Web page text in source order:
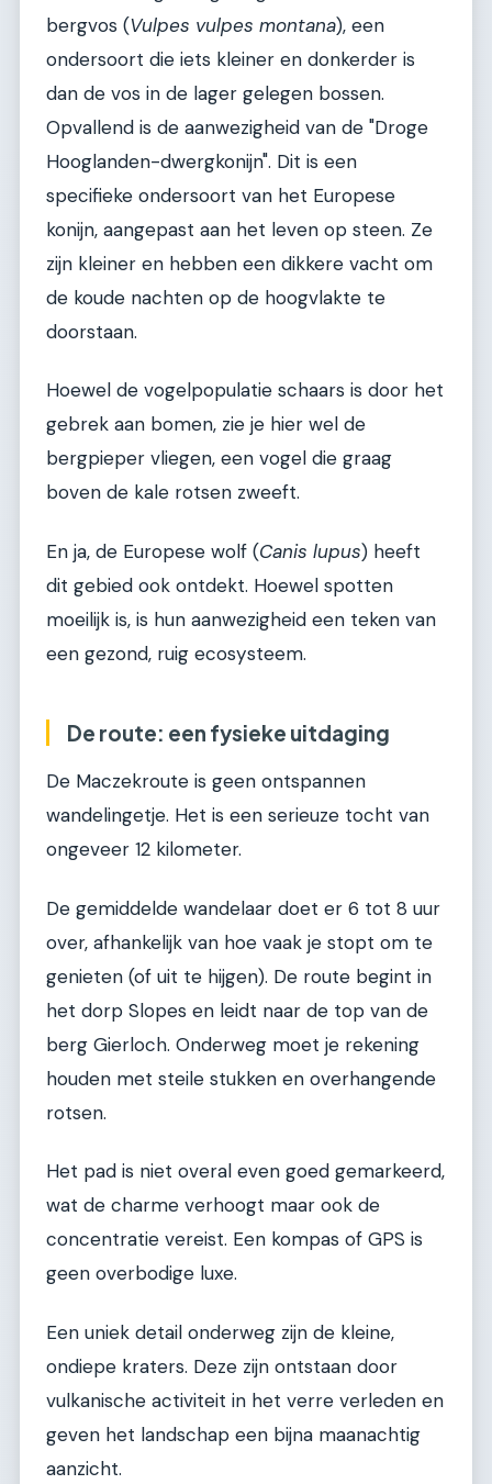
bergvos (Vulpes vulpes montana), een
ondersoort die iets kleiner en donkerder is
dan de vos in de lager gelegen bossen.
Opvallend is de aanwezigheid van de "Droge
Hooglanden-dwergkonijn". Dit is een
specifieke ondersoort van het Europese
konijn, aangepast aan het leven op steen. Ze
zijn kleiner en hebben een dikkere vacht om
de koude nachten op de hoogvlakte te
doorstaan.
Hoewel de vogelpopulatie schaars is door het
gebrek aan bomen, zie je hier wel de
bergpieper vliegen, een vogel die graag
boven de kale rotsen zweeft.
En ja, de Europese wolf (Canis lupus) heeft
dit gebied ook ontdekt. Hoewel spotten
moeilijk is, is hun aanwezigheid een teken van
een gezond, ruig ecosysteem.
De route: een fysieke uitdaging
De Maczekroute is geen ontspannen
wandelingetje. Het is een serieuze tocht van
ongeveer 12 kilometer.
De gemiddelde wandelaar doet er 6 tot 8 uur
over, afhankelijk van hoe vaak je stopt om te
genieten (of uit te hijgen). De route begint in
het dorp Slopes en leidt naar de top van de
berg Gierloch. Onderweg moet je rekening
houden met steile stukken en overhangende
rotsen.
Het pad is niet overal even goed gemarkeerd,
wat de charme verhoogt maar ook de
concentratie vereist. Een kompas of GPS is
geen overbodige luxe.
Een uniek detail onderweg zijn de kleine,
ondiepe kraters. Deze zijn ontstaan door
vulkanische activiteit in het verre verleden en
geven het landschap een bijna maanachtig
aanzicht.